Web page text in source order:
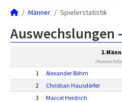
Männer Spielerstatistik
Auswechslungen -
1 Alexander Böhm
2
Christian Hausdörfer
3
Marcel Heidrich